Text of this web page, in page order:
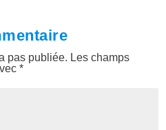
pas publiée. Les champs
*